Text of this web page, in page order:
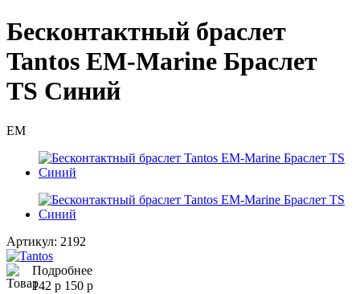
Бесконтактный браслет
Tantos EM-Marine Браслет
TS Синий
EM
Артикул: 2192
Подробнее
142 р 150 р